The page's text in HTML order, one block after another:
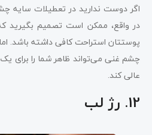
اگر دوست ندارید در تعطیلات سایه
در واقع، ممکن است تصمیم بگیرید
پوستتان استراحت کافی داشته باشد.
چشم غنی می‌تواند ظاهر شما را برای
عالی کند.
12. رژ لب